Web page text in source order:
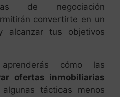
de negociación
convertirte en un
alcanzar tus objetivos
cómo las
ofertas inmobiliarias
tácticas menos